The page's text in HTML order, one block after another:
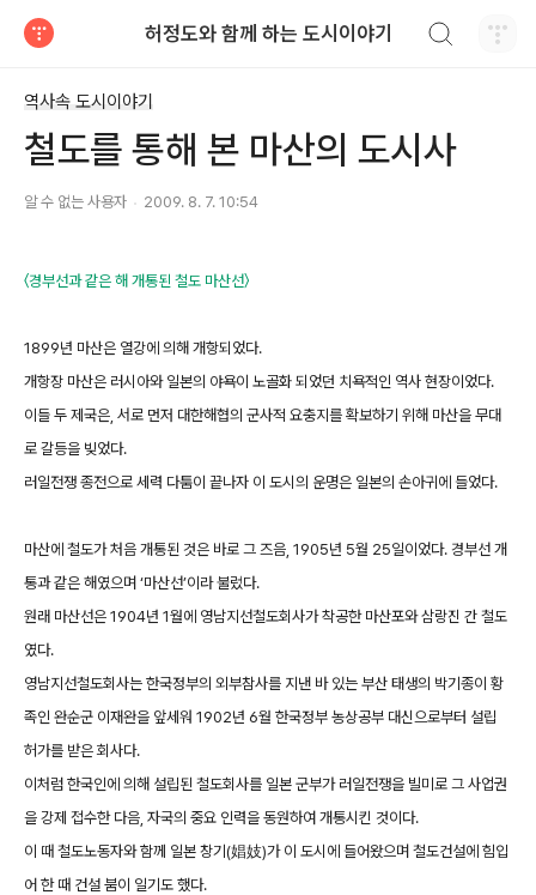
허정도와 함께 하는 도시이야기
역사속 도시이야기
철도를 통해 본 마산의 도시사
알 수 없는 사용자 2009. 8. 7. 10:54
〈경부선과 같은 해 개통된 철도 마산선〉
1899년 마산은 열강에 의해 개항되었다.
개항장 마산은 러시아와 일본의 야욕이 노골화 되었던 치욕적인 역사 현장이었다.
이들 두 제국은, 서로 먼저 대한해협의 군사적 요충지를 확보하기 위해 마산을 무대
로 갈등을 빚었다.
러일전쟁 종전으로 세력 다툼이 끝나자 이 도시의 운명은 일본의 손아귀에 들었다.
마산에 철도가 처음 개통된 것은 바로 그 즈음, 1905년 5월 25일이었다. 경부선 개
통과 같은 해였으며 ‘마산선’이라 불렀다.
원래 마산선은 1904년 1월에 영남지선철도회사가 착공한 마산포와 삼랑진 간 철도
였다.
영남지선철도회사는 한국정부의 외부참사를 지낸 바 있는 부산 태생의 박기종이 황
족인 완순군 이재완을 앞세워 1902년 6월 한국정부 농상공부 대신으로부터 설립
허가를 받은 회사다.
이처럼 한국인에 의해 설립된 철도회사를 일본 군부가 러일전쟁을 빌미로 그 사업권
을 강제 접수한 다음, 자국의 중요 인력을 동원하여 개통시킨 것이다.
이 때 철도노동자와 함께 일본 창기(娼妓)가 이 도시에 들어왔으며 철도건설에 힘입
어 한 때 건설 붐이 일기도 했다.